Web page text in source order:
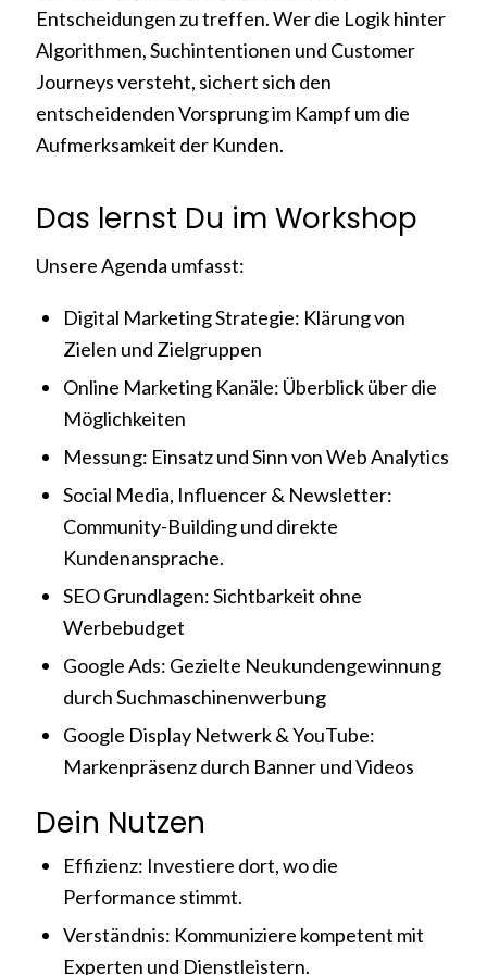
Entscheidungen zu treffen. Wer die Logik hinter
Algorithmen, Suchintentionen und Customer
Journeys versteht, sichert sich den
entscheidenden Vorsprung im Kampf um die
Aufmerksamkeit der Kunden.
Das lernst Du im Workshop
Unsere Agenda umfasst:
Digital Marketing Strategie: Klärung von
Zielen und Zielgruppen
Online Marketing Kanäle: Überblick über die
Möglichkeiten
Messung: Einsatz und Sinn von Web Analytics
Social Media, Influencer & Newsletter:
Community-Building und direkte
Kundenansprache.
SEO Grundlagen: Sichtbarkeit ohne
Werbebudget
Google Ads: Gezielte Neukundengewinnung
durch Suchmaschinenwerbung
Google Display Netwerk & YouTube:
Markenpräsenz durch Banner und Videos
Dein Nutzen
Effizienz: Investiere dort, wo die
Performance stimmt.
Verständnis: Kommuniziere kompetent mit
Experten und Dienstleistern.